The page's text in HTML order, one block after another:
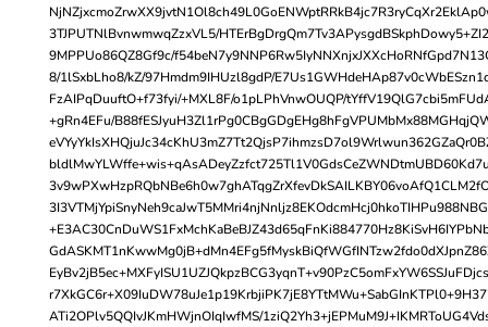
3TJPUTNlBvnwmwqZzxVL5/
9MPPUo86QZ8Gf9c/
8/1lSxbLho8/kZ/97Hmdm9IHUzl8gdP/
FzAIPqDuuftO+f73fyi/+MXL8F/o1pLPhVnwOUQP/
+gRn4EFu/
ATi2OPlv5QQIvJKmHWjnOIqIwfMS/